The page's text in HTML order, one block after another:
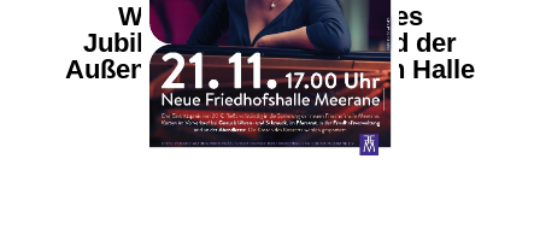
Würdiger Abschluss des
Jubiläumsjahres 2018 und der
Außensanierung der Neuen Halle